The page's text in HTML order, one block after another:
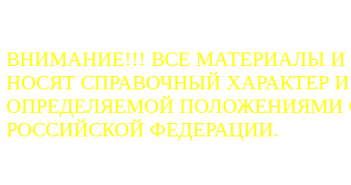
ВНИМАНИЕ!!! ВСЕ МАТЕРИАЛЫ
НОСЯТ СПРАВОЧНЫЙ ХАРАКТЕР
ОПРЕДЕЛЯЕМОЙ ПОЛОЖЕНИЯМИ
РОССИЙСКОЙ ФЕДЕРАЦИИ.